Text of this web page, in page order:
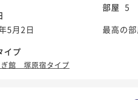
5月2日
イプ
ぎ館 塚原宿タイプ
部屋 5
最高の